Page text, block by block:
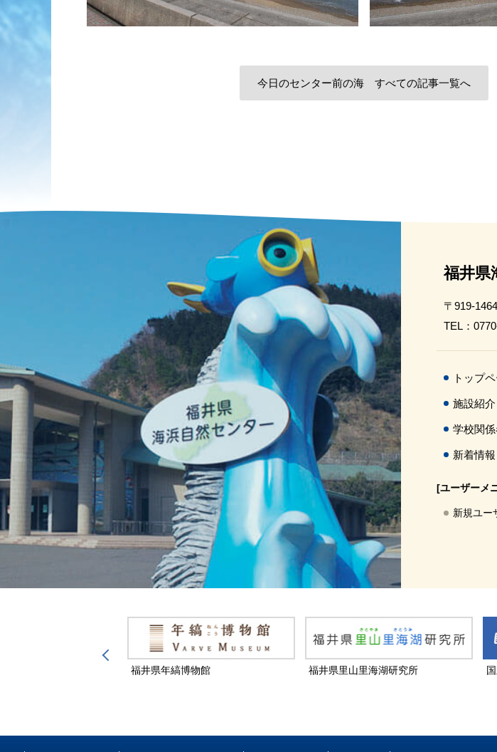
今日のセンター前の海 すべての記事一覧へ
福井県
〒919-
TEL：
トップ
施設紹介
学校関
新着情報
[ユーザーメ
新規ユー
福井県年縞博物館 福井県里山里海湖研究所